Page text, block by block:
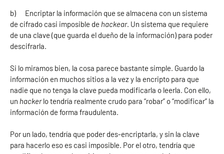
b) Encriptar la información que se almacena con un sistema
de cifrado casi imposible de hackear. Un sistema que requiere
de una clave (que guarda el dueño de la información) para poder
descifrarla.
Si lo miramos bien, la cosa parece bastante simple. Guardo la
información en muchos sitios a la vez y la encripto para que
nadie que no tenga la clave pueda modificarla o leerla. Con ello,
un hackerlo tendría realmente crudo para “robar” o “modificar” la
información de forma fraudulenta.
Por un lado, tendría que poder des-encriptarla, y sin la clave
para hacerlo eso es casi imposible. Por el otro, tendría que